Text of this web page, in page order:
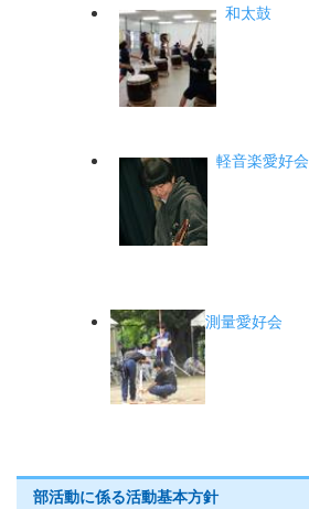
和太鼓
軽音楽愛好会
測量愛好会
部活動に係る活動基本方針